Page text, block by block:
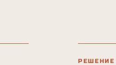
РЕШЕНИЕ